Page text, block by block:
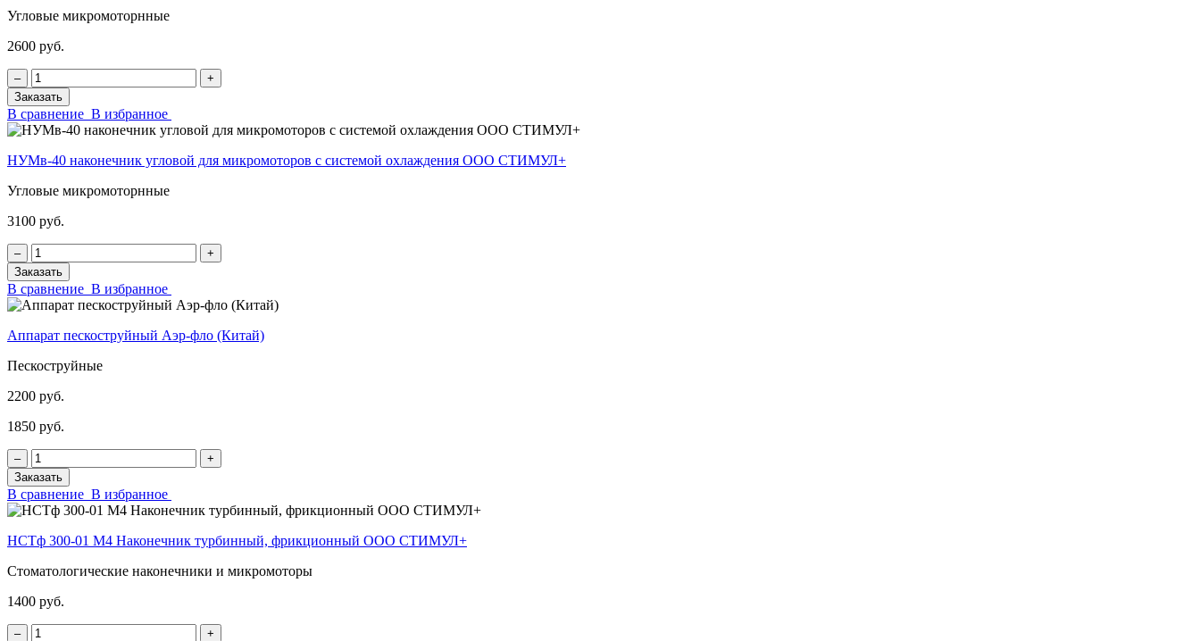
Угловые микромоторнные
2600 руб.
‒
+
Заказать
В сравнение В избранное
НУМв-40 наконечник угловой для микромоторов с системой охлаждения ООО СТИМУЛ+
Угловые микромоторнные
3100 руб.
‒
+
Заказать
В сравнение В избранное
Аппарат пескоструйный Аэр-фло (Китай)
Пескоструйные
2200 руб.
1850 руб.
‒
+
Заказать
В сравнение В избранное
НСТф 300-01 М4 Наконечник турбинный, фрикционный ООО СТИМУЛ+
Стоматологические наконечники и микромоторы
1400 руб.
‒
+